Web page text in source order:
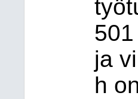
ja
h